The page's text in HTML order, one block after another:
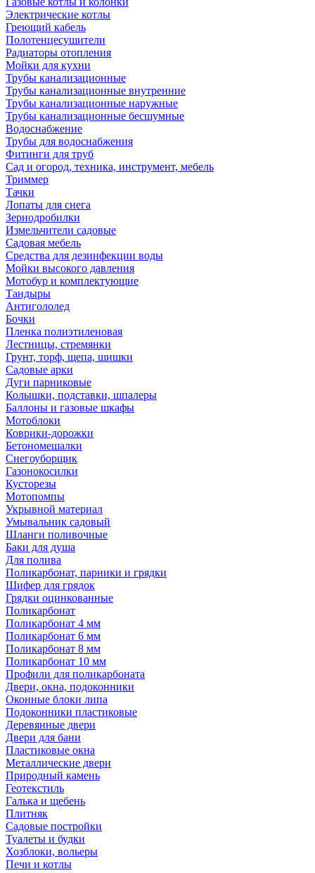
Электрические котлы
Греющий кабель
Полотенцесушители
Радиаторы отопления
Мойки для кухни
Трубы канализационные
Трубы канализационные внутренние
Трубы канализационные наружные
Трубы канализационные бесшумные
Водоснабжение
Трубы для водоснабжения
Фитинги для труб
Сад и огород, техника, инструмент, мебель
Триммер
Тачки
Лопаты для снега
Зернодробилки
Измельчители садовые
Садовая мебель
Средства для дезинфекции воды
Мойки высокого давления
Мотобур и комплектующие
Тандыры
Антигололед
Бочки
Пленка полиэтиленовая
Лестницы, стремянки
Грунт, торф, щепа, шишки
Садовые арки
Дуги парниковые
Колышки, подставки, шпалеры
Баллоны и газовые шкафы
Мотоблоки
Коврики-дорожки
Бетономешалки
Снегоуборщик
Газонокосилки
Кусторезы
Мотопомпы
Укрывной материал
Умывальник садовый
Шланги поливочные
Баки для душа
Для полива
Поликарбонат, парники и грядки
Шифер для грядок
Грядки оцинкованные
Поликарбонат
Поликарбонат 4 мм
Поликарбонат 6 мм
Поликарбонат 8 мм
Поликарбонат 10 мм
Профили для поликарбоната
Двери, окна, подоконники
Оконные блоки липа
Подоконники пластиковые
Деревянные двери
Двери для бани
Пластиковые окна
Металлические двери
Природный камень
Геотекстиль
Галька и щебень
Плитняк
Садовые постройки
Туалеты и будки
Хозблоки, вольеры
Печи и котлы